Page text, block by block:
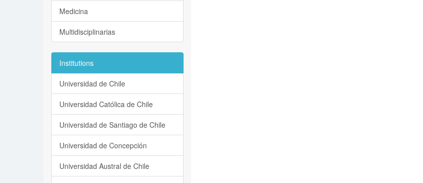
Medicina
Multidisciplinarias
Institutions
Universidad de Chile
Universidad Católica de Chile
Universidad de Santiago de Chile
Universidad de Concepción
Universidad Austral de Chile